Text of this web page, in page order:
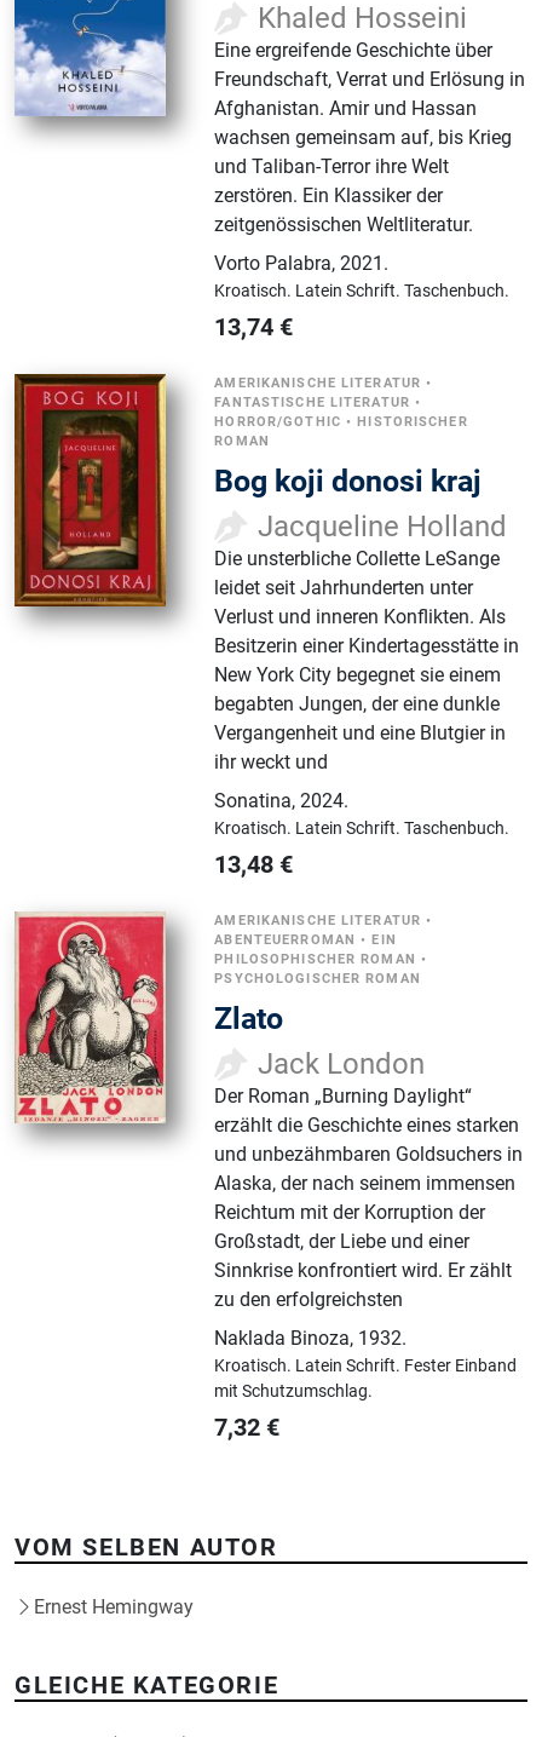
Khaled Hosseini
Eine ergreifende Geschichte über
Freundschaft, Verrat und Erlösung in
Afghanistan. Amir und Hassan
wachsen gemeinsam auf, bis Krieg
und Taliban-Terror ihre Welt
zerstören. Ein Klassiker der
zeitgenössischen Weltliteratur.
Vorto Palabra,2021.
Kroatisch. Latein Schrift.Taschenbuch.
13,74 €
AMERIKANISCHE LITERATUR •
FANTASTISCHE LITERATUR •
HORROR/GOTHIC • HISTORISCHER
ROMAN
Bog koji donosi kraj
Jacqueline Holland
Die unsterbliche Collette LeSange
leidet seit Jahrhunderten unter
Verlust und inneren Konflikten. Als
Besitzerin einer Kindertagesstätte in
New York City begegnet sie einem
begabten Jungen, der eine dunkle
Vergangenheit und eine Blutgier in
ihr weckt und
Sonatina,2024.
Kroatisch. Latein Schrift.Taschenbuch.
13,48 €
AMERIKANISCHE LITERATUR •
ABENTEUERROMAN • EIN
PHILOSOPHISCHER ROMAN •
PSYCHOLOGISCHER ROMAN
Zlato
Jack London
Der Roman „Burning Daylight“
erzählt die Geschichte eines starken
und unbezähmbaren Goldsuchers in
Alaska, der nach seinem immensen
Reichtum mit der Korruption der
Großstadt, der Liebe und einer
Sinnkrise konfrontiert wird. Er zählt
zu den erfolgreichsten
Naklada Binoza, 1932.
Kroatisch. Latein Schrift. Fester Einband
mit Schutzumschlag.
7,32 €
VOM SELBEN AUTOR
Ernest Hemingway
GLEICHE KATEGORIE